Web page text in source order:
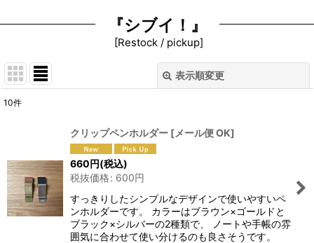
『シブイ！』
[Restock / pickup]
表示順変更
絞り込む
10件
クリップペンホルダー [メール便 OK]
660円(税込)
税抜価格: 600円
すっきりしたシンプルなデザインで使いやすいペ
ンホルダーです。 カラーはブラウン×ゴールドと
ブラック×シルバーの2種類で、 ノートや手帳の雰
囲気に合わせて使い分けるのも良さそうです。